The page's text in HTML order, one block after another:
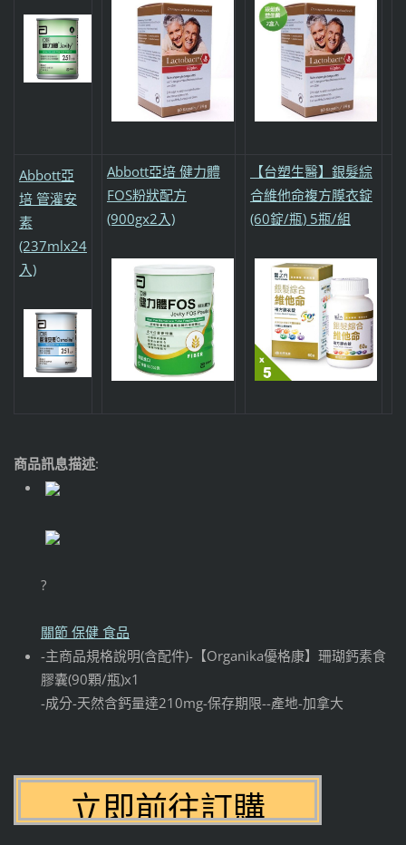
Abbott亞
培 管灌安
素
(237mlx24
入)
Abbott亞培 健力體
FOS粉狀配方
(900gx2入)
【台塑生醫】銀髮綜
合維他命複方膜衣錠
(60錠/瓶) 5瓶/組
商品訊息描述:
?
關節 保健 食品
-主商品規格說明(含配件)-【Organika優格康】珊瑚鈣素食
膠囊(90顆/瓶)x1
-成分-天然含鈣量達210mg-保存期限--產地-加拿大